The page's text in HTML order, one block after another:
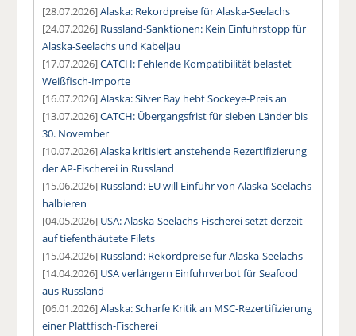
[28.07.2026]Alaska: Rekordpreise für Alaska-Seelachs
[24.07.2026] Russland-Sanktionen: Kein Einfuhrstopp für
Alaska-Seelachs und Kabeljau
[17.07.2026]CATCH: Fehlende Kompatibilität belastet
Weißfisch-Importe
[16.07.2026]Alaska: Silver Bay hebt Sockeye-Preis an
[13.07.2026]CATCH: Übergangsfrist für sieben Länder bis
30. November
[10.07.2026]Alaska kritisiert anstehende Rezertifizierung
der AP-Fischerei in Russland
[15.06.2026] Russland: EU will Einfuhr von Alaska-Seelachs
halbieren
[04.05.2026] USA: Alaska-Seelachs-Fischerei setzt derzeit
auf tiefenthäutete Filets
[15.04.2026] Russland: Rekordpreise für Alaska-Seelachs
[14.04.2026] USA verlängern Einfuhrverbot für Seafood
aus Russland
[06.01.2026]Alaska: Scharfe Kritik an MSC-Rezertifizierung
einer Plattfisch-Fischerei